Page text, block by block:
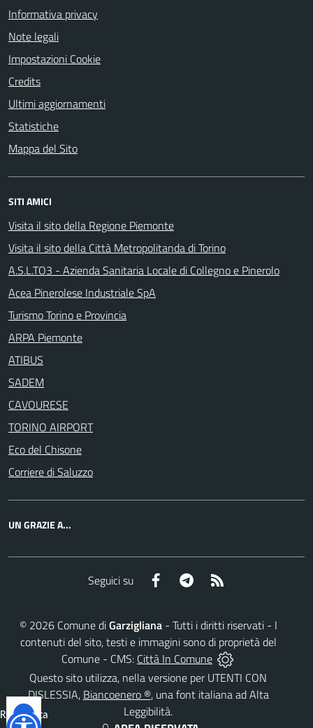
Informativa privacy
Note legali
Impostazioni Cookie
Credits
Ultimi aggiornamenti
Statistiche
Mappa del Sito
SITI AMICI
Visita il sito della Regione Piemonte
Visita il sito della Città Metropolitanda di Torino
A.S.L.TO3 - Azienda Sanitaria Locale di Collegno e Pinerolo
Acea Pinerolese Industriale SpA
Turismo Torino e Provincia
ARPA Piemonte
ATIBUS
SADEM
CAVOURESE
TORINO AIRPORT
Eco del Chisone
Corriere di Saluzzo
UN GRAZIE A...
Seguici su Facebook Telegram
© 2026Comune diGarzigliana- Tutti i diritti riservati - I
contenuti del sito, testi e immagini sono di proprietà del
Comune - CMS: Città In Comune
Questo sito utilizza, nella versione per UTENTI CON
DISLESSIA, Biancoenero ®, una font italiana ad Alta
Leggibilità.
Reimposta